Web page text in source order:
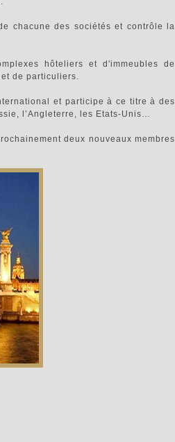
chacune des sociétés et contrôle la
hôteliers et d'immeubles de
de particuliers.
et participe à ce titre à des
l’Angleterre, les Etats-Unis…
deux nouveaux membres